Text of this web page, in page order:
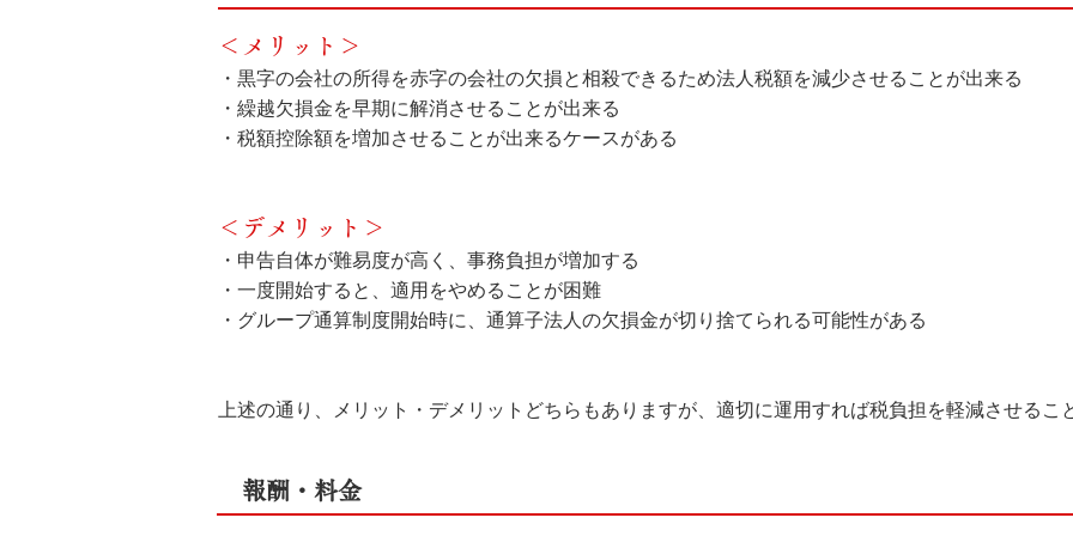
＜メリット＞
・ 黒字の会社の所得を赤字の会社の欠損と相殺できるため法人税額を減少させることが出来る
・繰越欠損金を早期に解消させることが出来る
・税額控除額を増加させることが出来るケースがある
＜デメリット＞
・申告自体が難易度が高く、事務負担が増加する
・一度開始すると、適用をやめることが困難
・グループ通算制度開始時に、通算子法人の欠損金が切り捨てられる可能性がある
上述の通り、メリット・デメリットどちらもありますが、適切に運用すれば税負担を軽減させるこ
報酬・料金